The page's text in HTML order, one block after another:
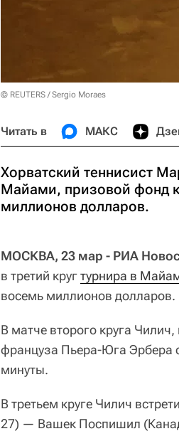
© REUTERS / Sergio Moraes
Читать в МАКС
Хорватский теннисист
Майами, призовой фонд
миллионов долларов.
МОСКВА, 23 мар - РИА
в третий кругтурнира в
восемь миллионов долларов.
В матче второго круга
француза Пьера-Юга Эрбера
минуты.
В третьем круге Чилич
27) — Вашек Поспишил